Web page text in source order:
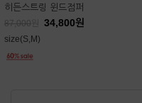
히든스트링 윈드점퍼
87,000 34,800원
size(S,M)